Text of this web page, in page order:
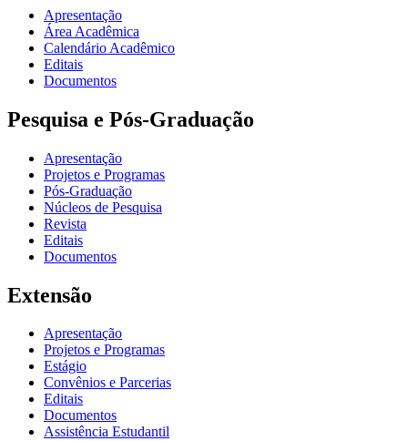
Apresentação
Área Acadêmica
Calendário Acadêmico
Editais
Documentos
Pesquisa e Pós-Graduação
Apresentação
Projetos e Programas
Pós-Graduação
Núcleos de Pesquisa
Revista
Editais
Documentos
Extensão
Apresentação
Projetos e Programas
Estágio
Convênios e Parcerias
Editais
Documentos
Assistência Estudantil